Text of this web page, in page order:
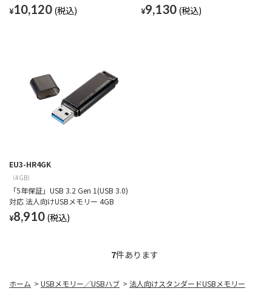
¥10,120
¥9,130
EU3-HR4GK
（4GB）
「5年保証」USB 3.2 Gen 1(USB 3.0)
対応 法人向けUSBメモリー 4GB
¥8,910
7件あります
ホーム > USBメモリー／USBハブ > 法人向けスタンダードUSBメモリー